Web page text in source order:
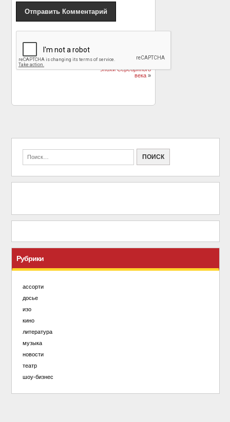
Андрей Данилко
биография, фото —
узнай всё!
«Дамы в голубом»,
или загадка символа
эпохи Серебряного
века»
Рубрики
ассорти
досье
изо
кино
литература
музыка
новости
театр
шоу-бизнес